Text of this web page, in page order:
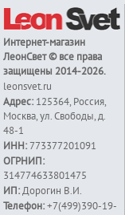
Интернет-магазин
ЛеонСвет© все права
защищены 2014-2026.
leonsvet.ru
Адрес: 125364, Россия,
Москва,ул. Свободы, д.
48-1
ИНН:773377201091
ОГРНИП:
314774633801475
ИП:Дорогин В.И.
Телефон: +7(499)390-19-